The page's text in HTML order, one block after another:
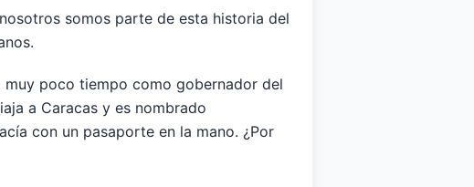
somos parte de esta historia del
muy poco tiempo como gobernador del
a Caracas y es nombrado
con un pasaporte en la mano. ¿Por